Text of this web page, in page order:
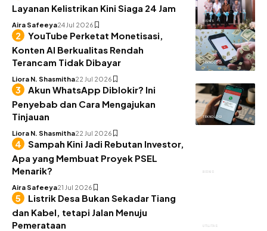
BISNIS
Layanan Kelistrikan Kini Siaga 24 Jam
Aira Safeeya24 Jul 2026
TEKNOLOGI
YouTube Perketat Monetisasi,
Konten AI Berkualitas Rendah
Terancam Tidak Dibayar
Liora N. Shasmitha22 Jul 2026
TEKNOLOGI
Akun WhatsApp Diblokir? Ini
Penyebab dan Cara Mengajukan
Tinjauan
Liora N. Shasmitha22 Jul 2026
BISNIS
Sampah Kini Jadi Rebutan Investor,
Apa yang Membuat Proyek PSEL
Menarik?
Aira Safeeya21 Jul 2026
UTILITAS
Listrik Desa Bukan Sekadar Tiang
dan Kabel, tetapi Jalan Menuju
Pemerataan